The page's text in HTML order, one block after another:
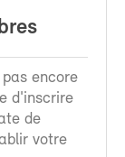
encore
d'inscrire
de
votre